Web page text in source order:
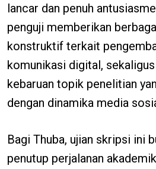
lancar dan penuh
penguji memberikan
konstruktif terkait
komunikasi digital,
kebaruan topik penelitian
dengan dinamika media
Bagi Thuba, ujian skripsi ini
penutup perjalanan